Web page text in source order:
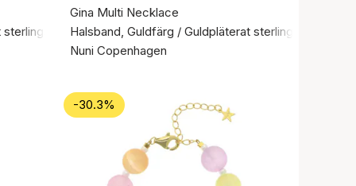
sterlingsilver 925
Gina Multi Necklace
Halsband, Guldfärg / Guldpläterat sterlingsilver 925
Nuni Copenhagen
-30.3%